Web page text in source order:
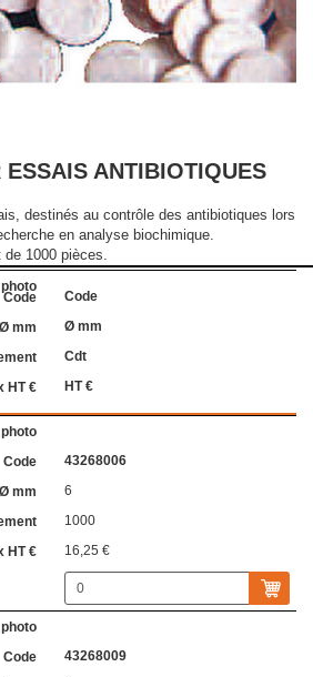
ESSAIS ANTIBIOTIQUES
destinés au contrôle des antibiotiques lors
en analyse biochimique.
de 1000 pièces.
Code
Ø mm
Cdt
HT €
43268006
6
1000
16,25 €
43268009